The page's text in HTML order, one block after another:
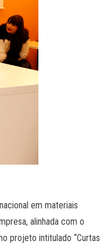
em materiais
alinhada com o
projeto intitulado “Curtas